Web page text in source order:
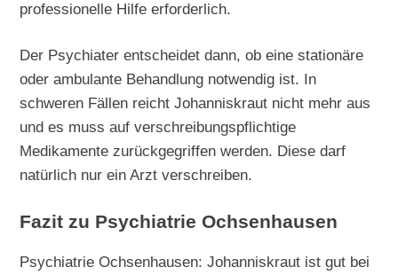
professionelle Hilfe erforderlich.
Der Psychiater entscheidet dann, ob eine stationäre
oder ambulante Behandlung notwendig ist. In
schweren Fällen reicht Johanniskraut nicht mehr aus
und es muss auf verschreibungspflichtige
Medikamente zurückgegriffen werden. Diese darf
natürlich nur ein Arzt verschreiben.
Fazit zu Psychiatrie Ochsenhausen
Psychiatrie Ochsenhausen: Johanniskraut ist gut bei